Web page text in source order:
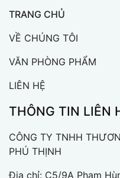
TRANG CHỦ
VỀ CHÚNG TÔI
VĂN PHÒNG PHẨM
LIÊN HỆ
THÔNG TIN LIÊN
CÔNG TY TNHH
PHÚ THỊNH
Địa chỉ: C5/9A Phạm